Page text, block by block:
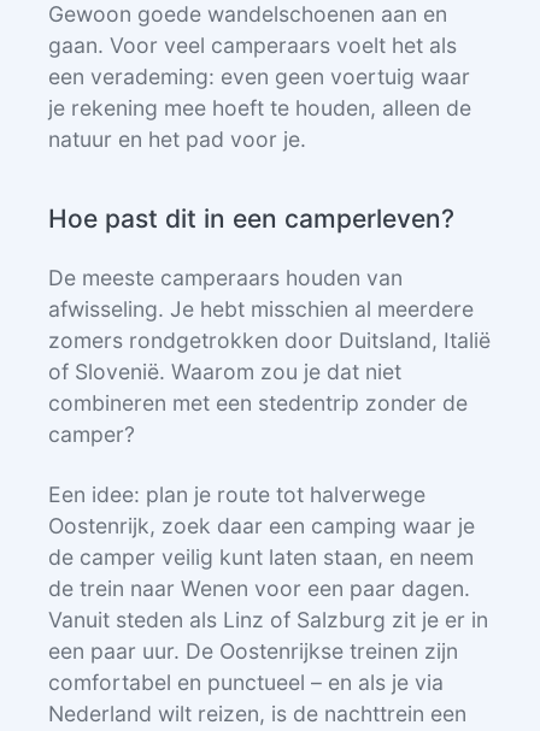
Gewoon goede wandelschoenen aan en
gaan. Voor veel camperaars voelt het als
een verademing: even geen voertuig waar
je rekening mee hoeft te houden, alleen de
natuur en het pad voor je.
Hoe past dit in een camperleven?
De meeste camperaars houden van
afwisseling. Je hebt misschien al meerdere
zomers rondgetrokken door Duitsland, Italië
of Slovenië. Waarom zou je dat niet
combineren met een stedentrip zonder de
camper?
Een idee: plan je route tot halverwege
Oostenrijk, zoek daar een camping waar je
de camper veilig kunt laten staan, en neem
de trein naar Wenen voor een paar dagen.
Vanuit steden als Linz of Salzburg zit je er in
een paar uur. De Oostenrijkse treinen zijn
comfortabel en punctueel – en als je via
Nederland wilt reizen, is de nachttrein een